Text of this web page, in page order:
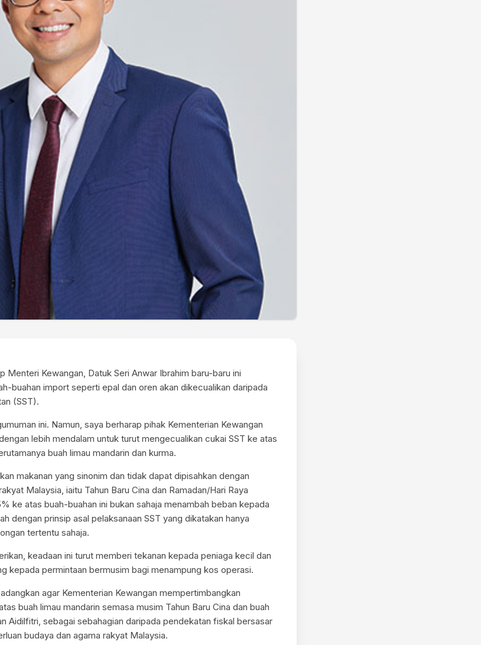
Menteri Kewangan, Datuk Seri Anwar Ibrahim baru-baru ini
buahan import seperti epal dan oren akan dikecualikan daripada
(SST).
ini. Namun, saya berharap pihak Kementerian Kewangan
lebih mendalam untuk turut mengecualikan cukai SST ke atas
buah limau mandarin dan kurma.
makanan yang sinonim dan tidak dapat dipisahkan dengan
Malaysia, iaitu Tahun Baru Cina dan Ramadan/Hari Raya
ke atas buah-buahan ini bukan sahaja menambah beban kepada
dengan prinsip asal pelaksanaan SST yang dikatakan hanya
tertentu sahaja.
keadaan ini turut memberi tekanan kepada peniaga kecil dan
kepada permintaan bermusim bagi menampung kos operasi.
agar Kementerian Kewangan mempertimbangkan
buah limau mandarin semasa musim Tahun Baru Cina dan buah
Aidilfitri, sebagai sebahagian daripada pendekatan fiskal bersasar
budaya dan agama rakyat Malaysia.